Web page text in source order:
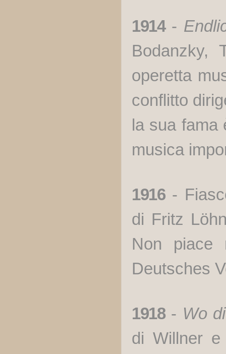
1914-
Bodanzky,
operetta
conflitto
la sua fama
musica
1916-
di Fritz
Non piace
Deutsches
1918- Wo
di Willner e